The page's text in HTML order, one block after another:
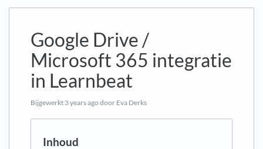
Google Drive /
Microsoft 365 integratie
in Learnbeat
Bijgewerkt 3 years ago door Eva Derks